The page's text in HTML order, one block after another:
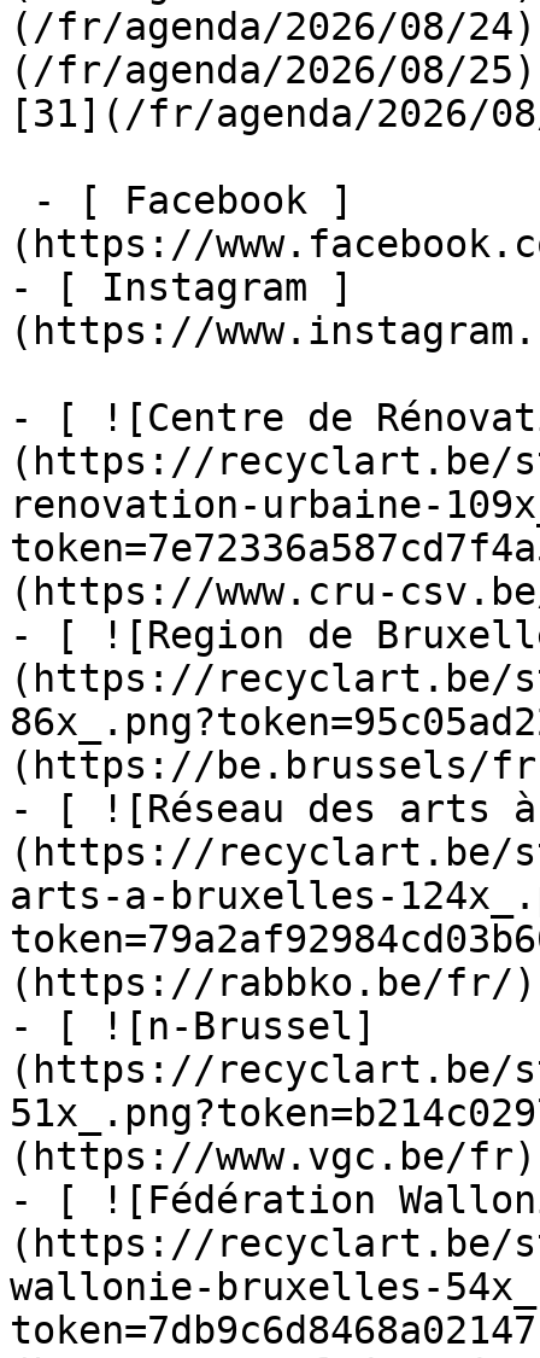
(/fr/agenda/2026/08/
(/fr/agenda/2026/08/
[31](/fr/agenda/
(https://
- [ Instagram ]
(https://
- [ ![Centre de
(https://recyclart.be/
renovation-urbaine-
(https://www.cru-
- [ ![Region de
(https://recyclart.be/
(https://be.brussels/
- [ ![Réseau des arts
(https://recyclart.be/
arts-a-bruxelles-
(https://rabbko.be/fr/)
- [ ![n-Brussel]
(https://recyclart.be/
(https://www.vgc.be/fr)
- [ ![Fédération
(https://recyclart.be/
wallonie-bruxelles-